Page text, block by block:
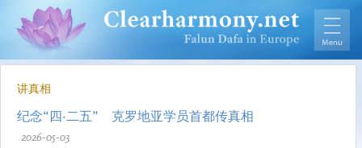
讲真相
纪念“四·二五” 克罗地亚学员首都传真相
2026-05-03